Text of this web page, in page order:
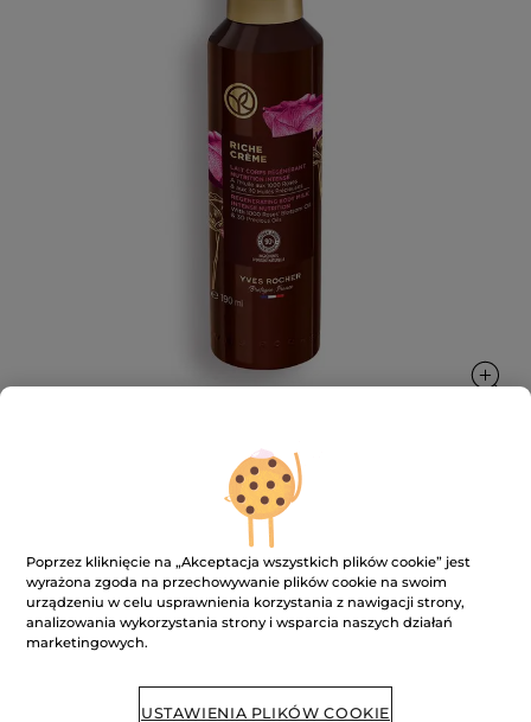
Przeciwzmarszczkowe mleczko do
ciała intensywnie regenerujące
Intensywnie odżywiona skóra.
190 ml
4.8 ★★★★★
★★★★★
gwiazdek.
99.00 zł
521.06 zł / 1l
Poprzez kliknięcie na „Akceptacja wszystkich plików cookie” jest
wyrażona zgoda na przechowywanie plików cookie na swoim
urządzeniu w celu usprawnienia korzystania z nawigacji strony,
analizowania wykorzystania strony i wsparcia naszych działań
marketingowych.
USTAWIENIA PLIKÓW COOKIE